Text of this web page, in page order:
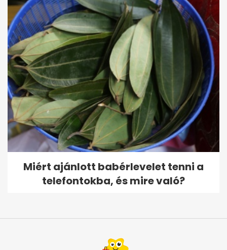
Miért ajánlott babérlevelet tenni a
telefontokba, és mire való?